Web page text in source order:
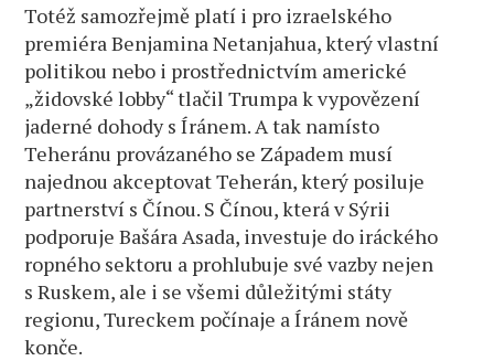
Totéž samozřejmě platí i pro izraelského
premiéra Benjamina Netanjahua, který vlastní
politikou nebo i prostřednictvím americké
„židovské lobby“ tlačil Trumpa k vypovězení
jaderné dohody s Íránem. A tak namísto
Teheránu provázaného se Západem musí
najednou akceptovat Teherán, který posiluje
partnerství s Čínou. S Čínou, která v Sýrii
podporuje Bašára Asada, investuje do iráckého
ropného sektoru a prohlubuje své vazby nejen
s Ruskem, ale i se všemi důležitými státy
regionu, Tureckem počínaje a Íránem nově
konče.